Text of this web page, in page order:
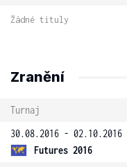
Žádné tituly
Zranění
Turnaj
30.08.2016 - 02.10.2016
Futures 2016